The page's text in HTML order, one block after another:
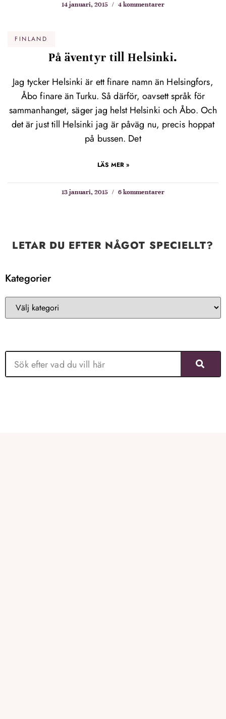
14 januari, 2015 4 kommentarer
FINLAND
På äventyr till Helsinki.
Jag tycker Helsinki är ett finare namn än Helsingfors,
Åbo finare än Turku. Så därför, oavsett språk för
sammanhanget, säger jag helst Helsinki och Åbo. Och
det är just till Helsinki jag är påväg nu, precis hoppat
på bussen. Det
LÄS MER »
13 januari, 2015 6 kommentarer
LETAR DU EFTER NÅGOT SPECIELLT?
Kategorier